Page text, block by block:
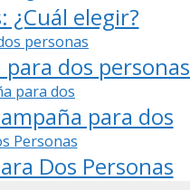
¿Cuál elegir?
dos personas
para dos
Dos Personas